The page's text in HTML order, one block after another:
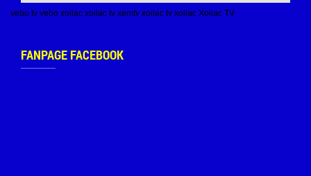
vebo tv vebo xoilac xoilac tv xemtv xoilac tv xoilac Xoilac TV
FANPAGE FACEBOOK